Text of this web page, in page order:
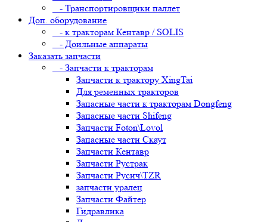
- Транспортировщики паллет
Доп. оборудование
- к тракторам Кентавр / SOLIS
- Доильные аппараты
Заказать запчасти
- Запчасти к тракторам
Запчасти к трактору XingTai
Для ременных тракторов
Запасные части к тракторам Dongfeng
Запасные части Shifeng
Запчасти Foton\Lovol
Запасные части Скаут
Запчасти Кентавр
Запчасти Рустрак
Запчасти Русич\TZR
запчасти уралец
Запчасти Файтер
Гидравлика